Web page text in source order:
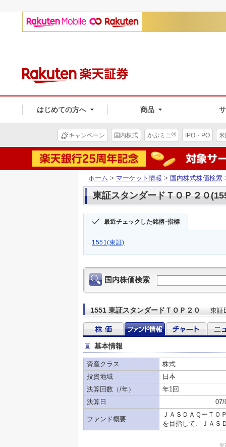
はじめての方へ 商品
キャンペーン 国内株式 かぶミニ® IPO・PO
ホーム > マーケット情報 > 国内株式株価検索
東証スタンダードＴＯＰ２０
最近チェックした銘柄･指標
1551(東証)